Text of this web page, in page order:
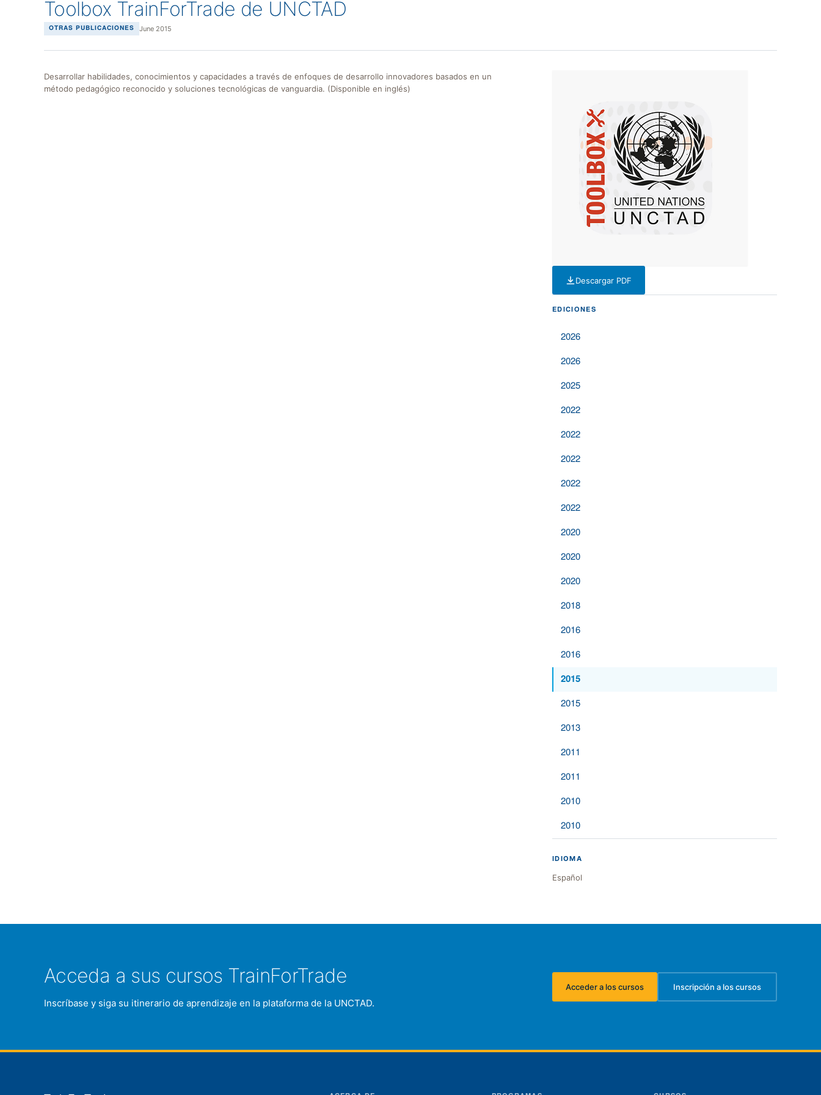
Toolbox TrainForTrade de UNCTAD
OTRAS PUBLICACIONES June 2015
Descargar PDF
— PDF — 624 KB
EDICIONES
2026
2026
2025
2022
2022
2022
2022
2022
2020
2020
2020
2018
2016
2016
2015
2015
2013
2011
2011
2010
2010
IDIOMA
Español
Desarrollar habilidades, conocimientos y capacidades a través de enfoques de desarrollo innovadores basados en un
método pedagógico reconocido y soluciones tecnológicas de vanguardia. (Disponible en inglés)
Acceda a sus cursos TrainForTrade
Inscríbase y siga su itinerario de aprendizaje en la plataforma de la UNCTAD.
Acceder a los cursos
(se abre en una nueva pestaña)
Inscripción a los cursos
(se abre en una nueva